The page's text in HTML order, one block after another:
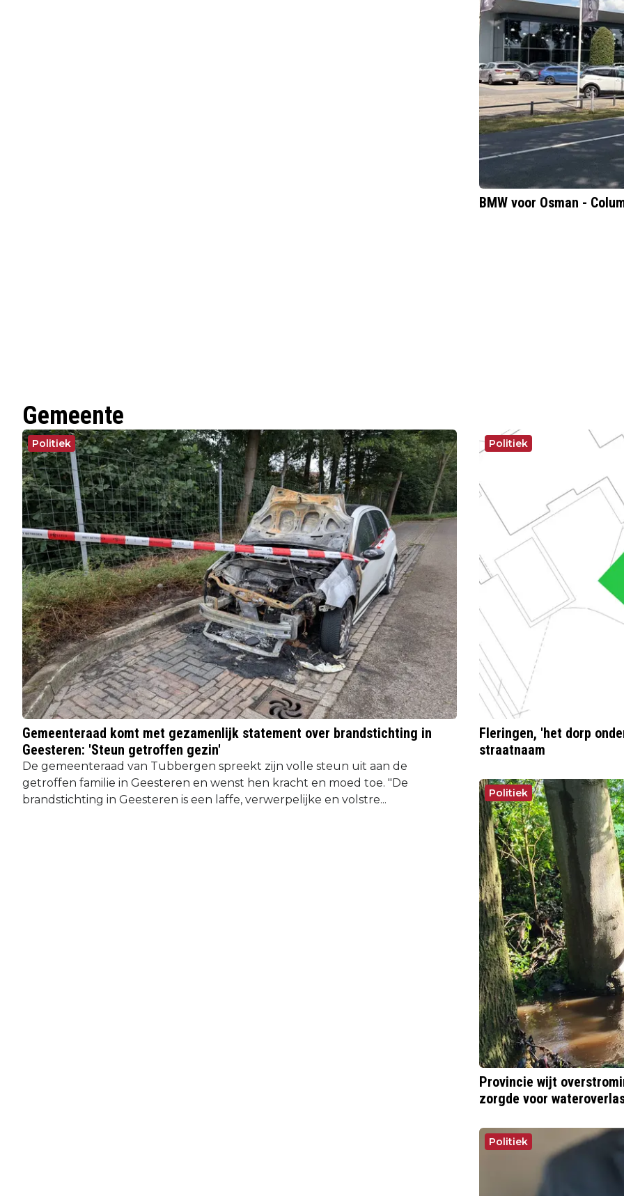
BMW voor Osman -
Gemeente
Politiek
Gemeenteraad komt met gezamenlijk statement over brandstichting in
Geesteren: 'Steun getroffen gezin'
De gemeenteraad van Tubbergen spreekt zijn volle steun uit aan de
getroffen familie in Geesteren en wenst hen kracht en moed toe. "De
brandstichting in Geesteren is een laffe, verwerpelijke en volstre...
Politiek
Fleringen, 'het dorp
straatnaam
Politiek
Provincie wijt
zorgde voor
Politiek